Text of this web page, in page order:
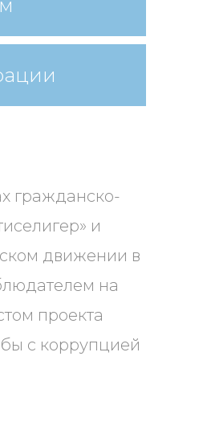
гражданско-
и
движении в
на
проекта
с коррупцией